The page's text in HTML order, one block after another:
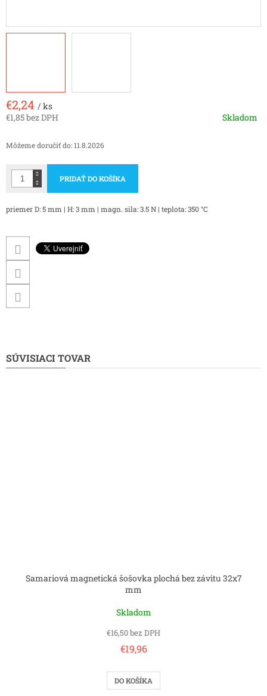
€2,24 / ks
€1,85 bez DPH
cena:
Skladom
Môžeme doručiť do:11.8.2026
PRIDAŤ DO KOŠÍKA
priemer D: 5 mm | H: 3 mm | magn. sila: 3.5 N | teplota: 350 °C
SÚVISIACI TOVAR
Samariová magnetická šošovka plochá bez závitu 32x7
mm
Skladom
€16,50 bez DPH
€19,96
DO KOŠÍKA